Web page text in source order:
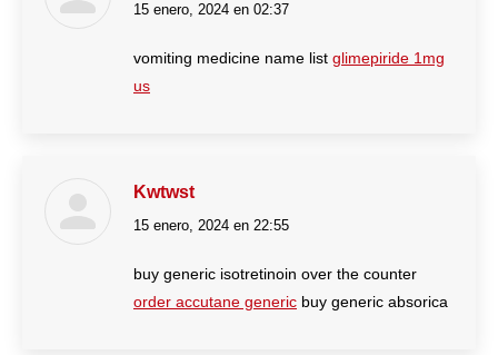
dice:
15 enero, 2024 en 02:37
vomiting medicine name list glimepiride 1mg
us
Kwtwst
dice:
15 enero, 2024 en 22:55
buy generic isotretinoin over the counter
order accutane generic buy generic absorica